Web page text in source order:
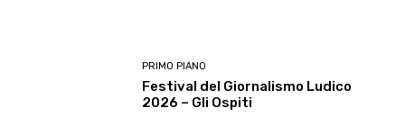
PRIMO PIANO
Festival del Giornalismo Ludico
2026 – Gli Ospiti